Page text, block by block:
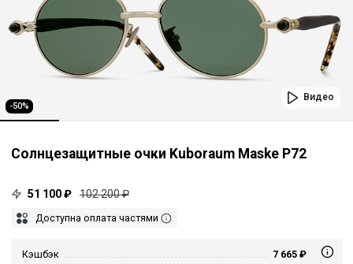
-50%
Видео
Солнцезащитные очки Kuboraum Maske P72
51 100 ₽ 102 200 ₽
Доступна оплата частями
Кэшбэк
7 665 ₽